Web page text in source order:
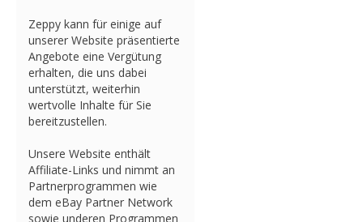
Zeppy kann für einige auf
unserer Website präsentierte
Angebote eine Vergütung
erhalten, die uns dabei
unterstützt, weiterhin
wertvolle Inhalte für Sie
bereitzustellen.
Unsere Website enthält
Affiliate-Links und nimmt an
Partnerprogrammen wie
dem eBay Partner Network
sowie underen Programmen